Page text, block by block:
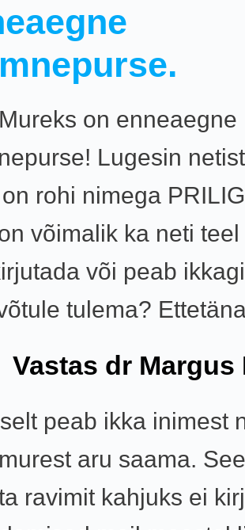
on enneaegne
Lugesin
rohi nimega
võimalik ka neti teel
või peab
tulema?
Vastas dr Margus
peab ikka inimest
aru saama.
ravimit kahjuks ei